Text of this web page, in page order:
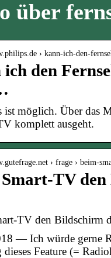
über
› kann-ich-den-
den
ist möglich. Über das
komplett ausgeht.
› frage › beim-
TV
TV den Bildschirm
— Ich würde gerne
dieses Feature (=